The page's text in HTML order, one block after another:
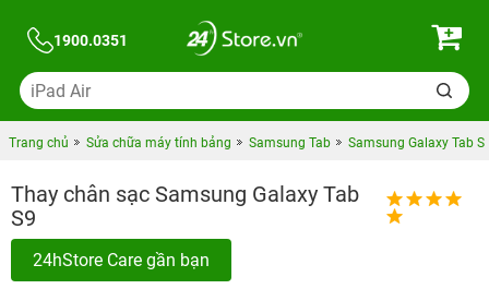
1900.0351
Trang chủ Sửa chữa máy tính bảng Samsung Tab Samsung Galaxy Tab S
Thay chân sạc Samsung Galaxy Tab
S9
24hStore Care gần bạn